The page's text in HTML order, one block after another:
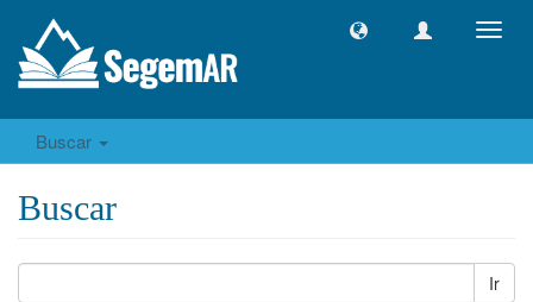
Buscar
Buscar
Ir